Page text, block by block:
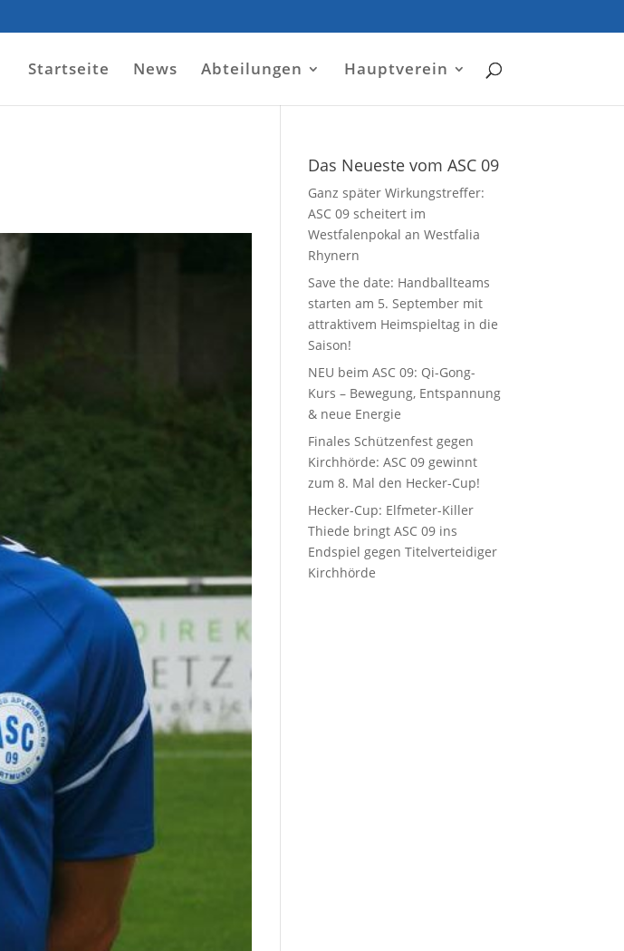
Startseite News Abteilungen Hauptverein
Das Neueste vom ASC 09
Ganz später Wirkungstreffer:
ASC 09 scheitert im
Westfalenpokal an Westfalia
Rhynern
Save the date: Handballteams
starten am 5. September mit
attraktivem Heimspieltag in die
Saison!
NEU beim ASC 09: Qi-Gong-
Kurs – Bewegung, Entspannung
& neue Energie
Finales Schützenfest gegen
Kirchhörde: ASC 09 gewinnt
zum 8. Mal den Hecker-Cup!
Hecker-Cup: Elfmeter-Killer
Thiede bringt ASC 09 ins
Endspiel gegen Titelverteidiger
Kirchhörde